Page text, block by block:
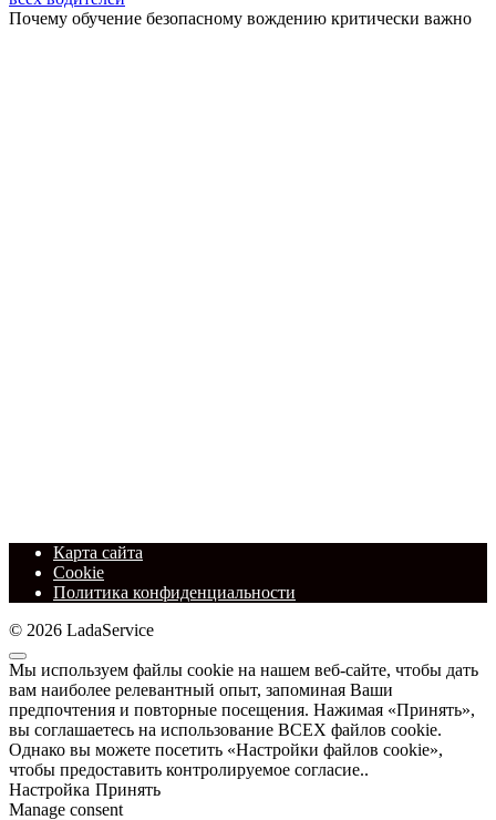
Почему обучение безопасному вождению критически важно
Карта сайта
Cookie
Политика конфиденциальности
© 2026 LadaService
Мы используем файлы cookie на нашем веб-сайте, чтобы дать
вам наиболее релевантный опыт, запоминая Ваши
предпочтения и повторные посещения. Нажимая «Принять»,
вы соглашаетесь на использование ВСЕХ файлов cookie.
Однако вы можете посетить «Настройки файлов cookie»,
чтобы предоставить контролируемое согласие..
Настройка Принять
Manage consent